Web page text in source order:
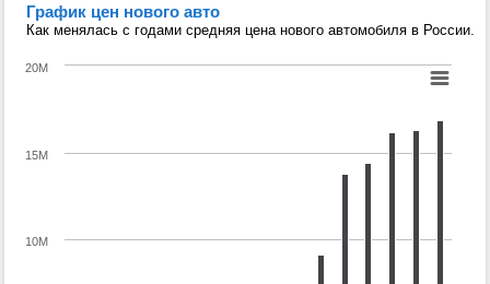
График цен нового авто
Как менялась с годами средняя цена нового автомобиля в России.
10M
15M
20M